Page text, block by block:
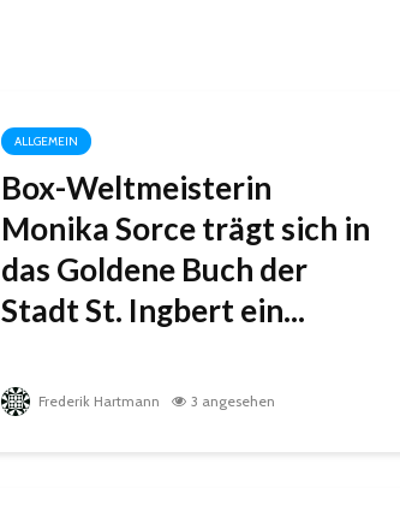
ALLGEMEIN
Box-Weltmeisterin
Monika Sorce trägt sich in
das Goldene Buch der
Stadt St. Ingbert ein...
Frederik Hartmann 3 angesehen